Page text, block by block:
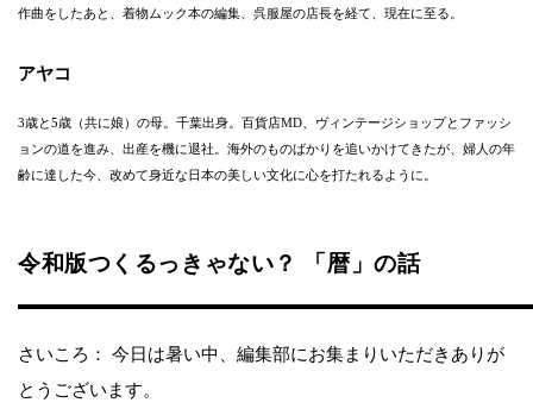
作曲をしたあと、着物ムック本の編集、呉服屋の店長を経て、現在に至る。
アヤコ
3歳と5歳（共に娘）の母。千葉出身。百貨店MD、ヴィンテージショップとファッシ
ョンの道を進み、出産を機に退社。海外のものばかりを追いかけてきたが、婦人の年
齢に達した今、改めて身近な日本の美しい文化に心を打たれるように。
令和版つくるっきゃない？ 「暦」の話
さいころ： 今日は暑い中、編集部にお集まりいただきありが
とうございます。